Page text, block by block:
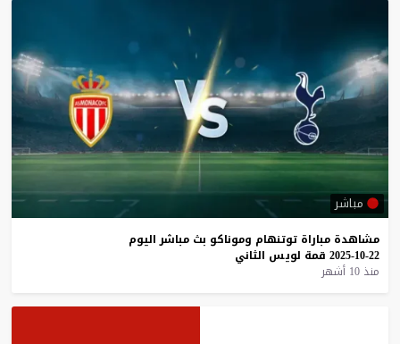
مباشر
مشاهدة مباراة توتنهام وموناكو بث مباشر اليوم
22-10-2025
قمة لويس الثاني
منذ 10 أشهر